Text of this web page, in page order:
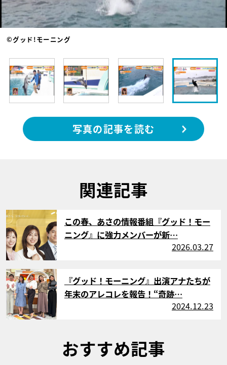
©グッド!モーニング
写真の記事を読む
関連記事
サムネイル
この春、あさの情報番組『グッド！モー
ニング』に強力メンバーが新…
2026.03.27
サムネイル
『グッド！モーニング』出演アナたちが
年末のアレコレを報告！“奇跡…
2024.12.23
おすすめ記事